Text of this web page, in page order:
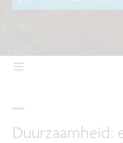
Duurzaamheid: